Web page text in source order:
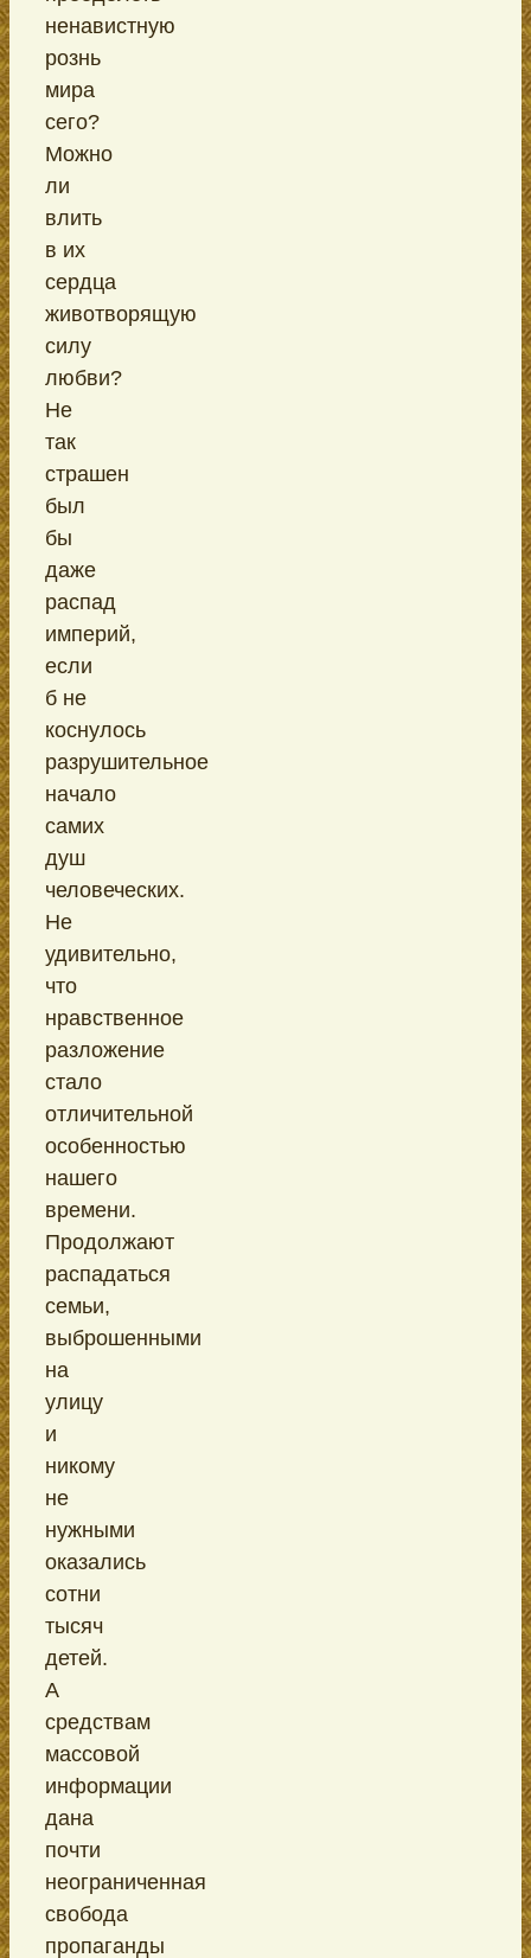
ненавистную
рознь
мира
сего?
Можно
ли
влить
в их
сердца
животворящую
силу
любви?
Не
так
страшен
был
бы
даже
распад
империй,
если
б не
коснулось
разрушительное
начало
самих
душ
человеческих.
Не
удивительно,
что
нравственное
разложение
стало
отличительной
особенностью
нашего
времени.
Продолжают
распадаться
семьи,
выброшенными
на
улицу
и
никому
не
нужными
оказались
сотни
тысяч
детей.
А
средствам
массовой
информации
дана
почти
неограниченная
свобода
пропаганды